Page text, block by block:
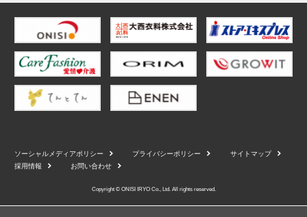
ソーシャルメディアポリシー プライバシーポリシー
サイトマップ
採用情報
お問い合わせ
Copyright © ONISI IRYO Co., Ltd. All rights reserved.